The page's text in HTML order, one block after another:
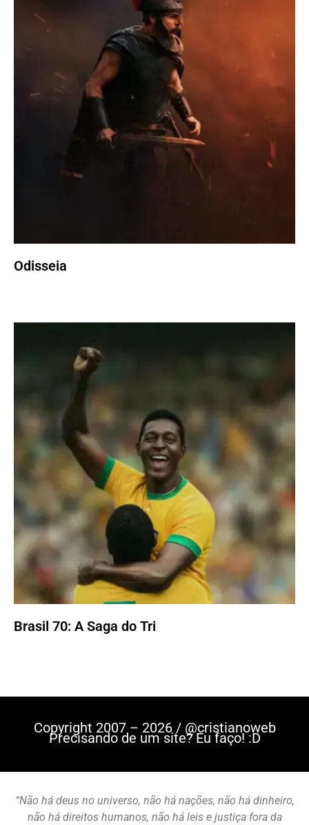
Odisseia
Brasil 70: A Saga do Tri
Copyright 2007 – 2026 / @cristianoweb
Precisando de um site? Eu faço! :D
“Não há deus no universo, não há nações, não há dinheiro,
não há direitos humanos, não há leis e justiça fora da